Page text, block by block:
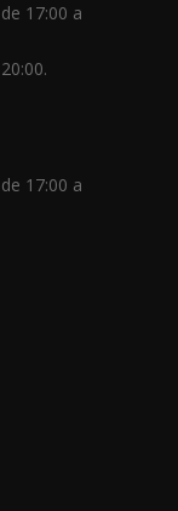
17:00 a
17:00 a